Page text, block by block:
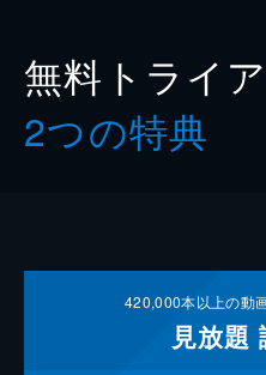
無料トライ
2つの特典
420,000本以上の動
見放題